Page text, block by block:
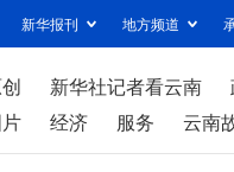
新华报刊 地方频道
新华社记者看云南
经济 服务 云南